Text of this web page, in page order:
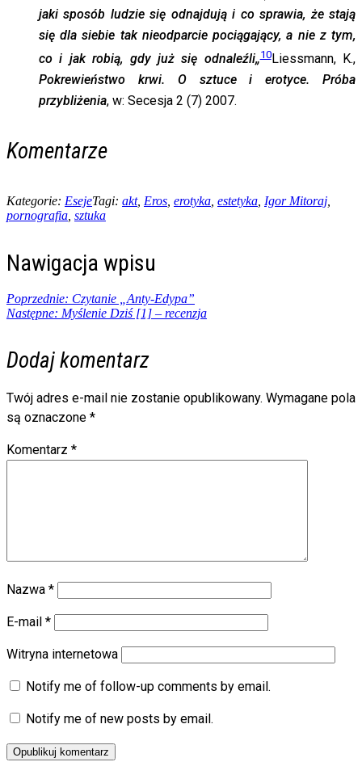
jaki sposób ludzie się odnajdują i co sprawia, że stają
się dla siebie tak nieodparcie pociągający, a nie z tym,
co i jak robią, gdy już się odnaleźli„10Liessmann, K.,
Pokrewieństwo krwi. O sztuce i erotyce. Próba
przybliżenia, w: Secesja 2 (7) 2007.
Komentarze
Kategorie: EsejeTagi: akt, Eros, erotyka, estetyka, Igor Mitoraj,
pornografia, sztuka
Nawigacja wpisu
Poprzednie: Czytanie „Anty-Edypa”
Następne: Myślenie Dziś [1] – recenzja
Dodaj komentarz
Twój adres e-mail nie zostanie opublikowany. Wymagane pola
są oznaczone *
Komentarz *
Nazwa *
E-mail *
Witryna internetowa
Notify me of follow-up comments by email.
Notify me of new posts by email.